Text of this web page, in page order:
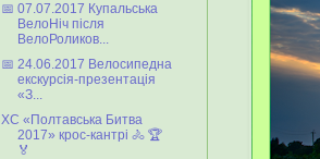
📅 07.07.2017 Купальська
ВелоНіч після
ВелоРоликов...
📅 24.06.2017 Велосипедна
екскурсія-презентація
«З...
XC «Полтавська Битва
2017» крос-кантрі 🚴 🏆
🏅